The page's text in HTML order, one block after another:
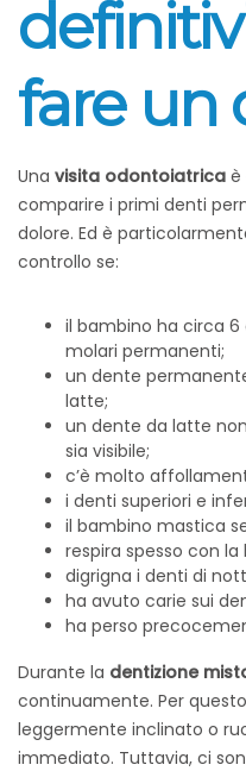
fare un
Una visita odontoiatrica è
comparire i primi denti
dolore. Ed è
controllo se:
il bambino ha circa
molari permanenti;
un dente
latte;
un dente da latte
sia visibile;
c’è molto
i denti superiori e
il bambino mastica
respira spesso con la
digrigna i denti di
ha avuto carie sui
ha perso
Durante la dentizione
continuamente. Per
leggermente inclinato o
immediato. Tuttavia, ci